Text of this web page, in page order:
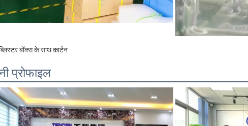
बॉक्स के साथ कार्टन
प्रोफाइल